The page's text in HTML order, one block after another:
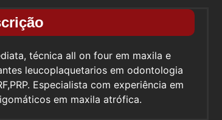
técnica all on four em maxila e
leucoplaquetarios em odontologia
Especialista com experiência em
em maxila atrófica.